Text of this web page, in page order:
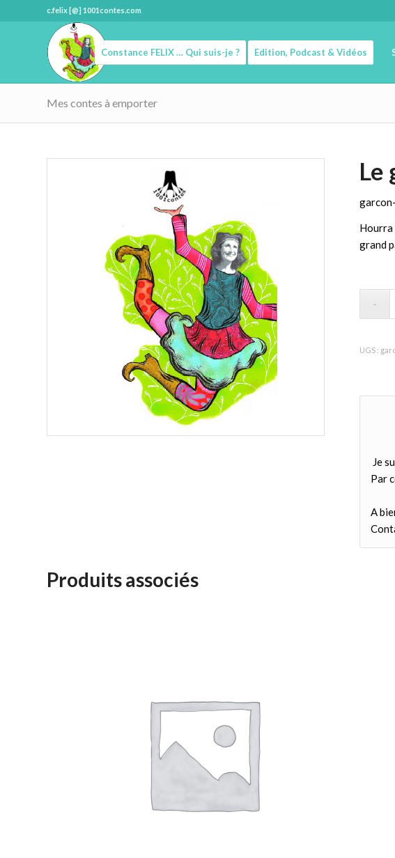
c.felix [@] 1001contes.com
Constance FELIX … Qui suis-je ? Edition, Podcast & Vidéos
Mes contes à emporter
Le
Hourra
grand
UGS :
Je
Par
A
Produits associés